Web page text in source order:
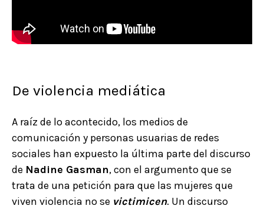
De violencia mediática
A raíz de lo acontecido, los medios de
comunicación y personas usuarias de redes
sociales han expuesto la última parte del discurso
de Nadine Gasman, con el argumento que se
trata de una petición para que las mujeres que
viven violencia no se victimicen. Un discurso